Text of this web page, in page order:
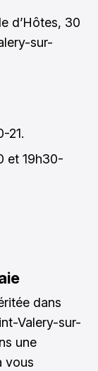
d’Hôtes, 30
sur-
21.
et 19h30-
dans
Valery-sur-
une
vous